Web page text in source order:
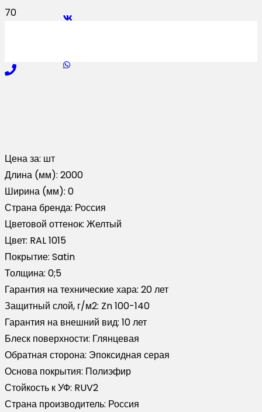
Цена за: шт
Длина (мм): 2000
Ширина (мм): 0
Страна бренда: Россия
Цветовой оттенок: Желтый
Цвет: RAL 1015
Покрытие: Satin
Толщина: 0;5
Гарантия на технические хара: 20 лет
Защитный слой, г/м2: Zn 100-140
Гарантия на внешний вид: 10 лет
Блеск поверхности: Глянцевая
Обратная сторона: Эпоксидная серая
Основа покрытия: Полиэфир
Стойкость к УФ: RUV2
Страна производитель: Россия